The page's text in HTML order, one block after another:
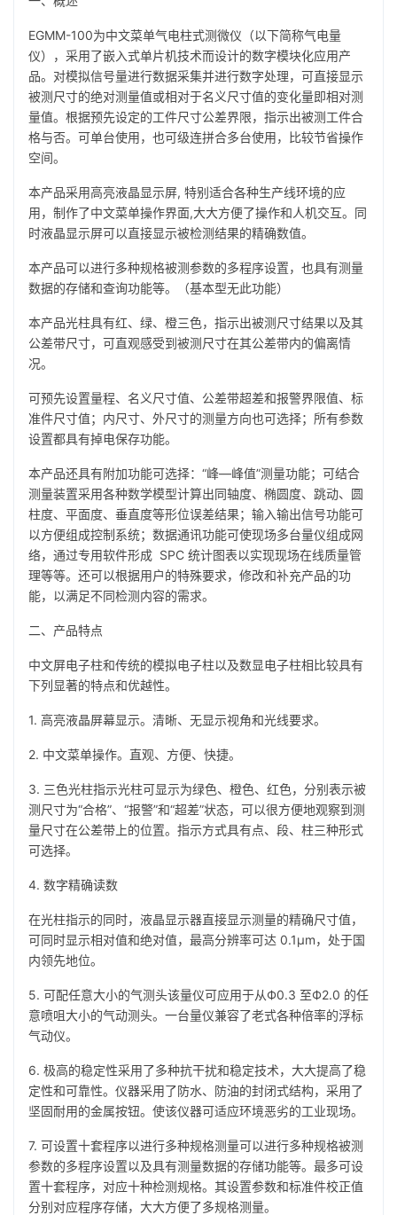
EGMM-100为中文菜单气电柱式测微仪（以下简称气电量
仪），采用了嵌入式单片机技术而设计的数字模块化应用产
品。对模拟信号量进行数据采集并进行数字处理，可直接显示
被测尺寸的绝对测量值或相对于名义尺寸值的变化量即相对测
量值。根据预先设定的工件尺寸公差界限，指示出被测工件合
格与否。可单台使用，也可级连拼合多台使用，比较节省操作
空间。
本产品采用高亮液晶显示屏, 特别适合各种生产线环境的应
用，制作了中文菜单操作界面,大大方便了操作和人机交互。同
时液晶显示屏可以直接显示被检测结果的精确数值。
本产品可以进行多种规格被测参数的多程序设置，也具有测量
数据的存储和查询功能等。（基本型无此功能）
本产品光柱具有红、绿、橙三色，指示出被测尺寸结果以及其
公差带尺寸，可直观感受到被测尺寸在其公差带内的偏离情
况。
可预先设置量程、名义尺寸值、公差带超差和报警界限值、标
准件尺寸值；内尺寸、外尺寸的测量方向也可选择；所有参数
设置都具有掉电保存功能。
本产品还具有附加功能可选择：“峰—峰值”测量功能；可结合
测量装置采用各种数学模型计算出同轴度、椭圆度、跳动、圆
柱度、平面度、垂直度等形位误差结果；输入输出信号功能可
以方便组成控制系统；数据通讯功能可使现场多台量仪组成网
络，通过专用软件形成 SPC 统计图表以实现现场在线质量管
理等等。还可以根据用户的特殊要求，修改和补充产品的功
能，以满足不同检测内容的需求。
二、产品特点
中文屏电子柱和传统的模拟电子柱以及数显电子柱相比较具有
下列显著的特点和优越性。
1. 高亮液晶屏幕显示。清晰、无显示视角和光线要求。
2. 中文菜单操作。直观、方便、快捷。
3. 三色光柱指示光柱可显示为绿色、橙色、红色，分别表示被
测尺寸为“合格”、“报警”和“超差”状态，可以很方便地观察到测
量尺寸在公差带上的位置。指示方式具有点、段、柱三种形式
可选择。
4. 数字精确读数
在光柱指示的同时，液晶显示器直接显示测量的精确尺寸值，
可同时显示相对值和绝对值，最高分辨率可达 0.1µm，处于国
内领先地位。
5. 可配任意大小的气测头该量仪可应用于从Ф0.3 至Ф2.0 的任
意喷咀大小的气动测头。一台量仪兼容了老式各种倍率的浮标
气动仪。
6. 极高的稳定性采用了多种抗干扰和稳定技术，大大提高了稳
定性和可靠性。仪器采用了防水、防油的封闭式结构，采用了
坚固耐用的金属按钮。使该仪器可适应环境恶劣的工业现场。
7. 可设置十套程序以进行多种规格测量可以进行多种规格被测
参数的多程序设置以及具有测量数据的存储功能等。最多可设
置十套程序，对应十种检测规格。其设置参数和标准件校正值
分别对应程序存储，大大方便了多规格测量。